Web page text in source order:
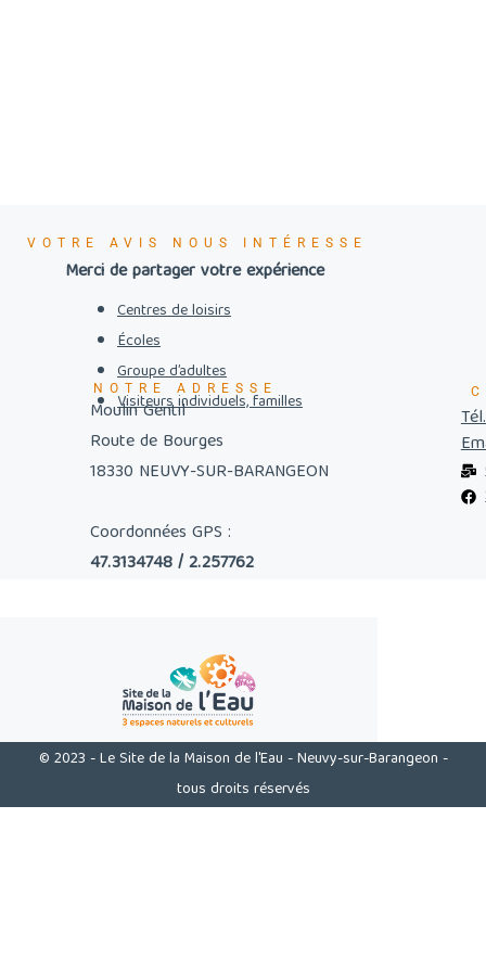
VOTRE AVIS NOUS INTÉRESSE
Merci de partager votre expérience
Centres de loisirs
Écoles
Groupe d’adultes
Visiteurs individuels, familles
NOTRE ADRESSE
Moulin Gentil
Route de Bourges
18330 NEUVY-SUR-BARANGEON
Coordonnées GPS :
47.3134748 / 2.257762
© 2023 - Le Site de la Maison de l'Eau - Neuvy-sur-Barangeon -
tous droits réservés